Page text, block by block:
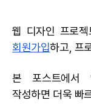
웹 디자인 프로
회원가입하고, 프
본 포스트에서
작성하면 더욱 빠